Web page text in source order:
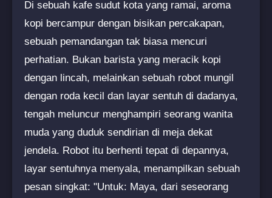
Di sebuah kafe sudut kota yang ramai, aroma
kopi bercampur dengan bisikan percakapan,
sebuah pemandangan tak biasa mencuri
perhatian. Bukan barista yang meracik kopi
dengan lincah, melainkan sebuah robot mungil
dengan roda kecil dan layar sentuh di dadanya,
tengah meluncur menghampiri seorang wanita
muda yang duduk sendirian di meja dekat
jendela. Robot itu berhenti tepat di depannya,
layar sentuhnya menyala, menampilkan sebuah
pesan singkat: "Untuk: Maya, dari seseorang